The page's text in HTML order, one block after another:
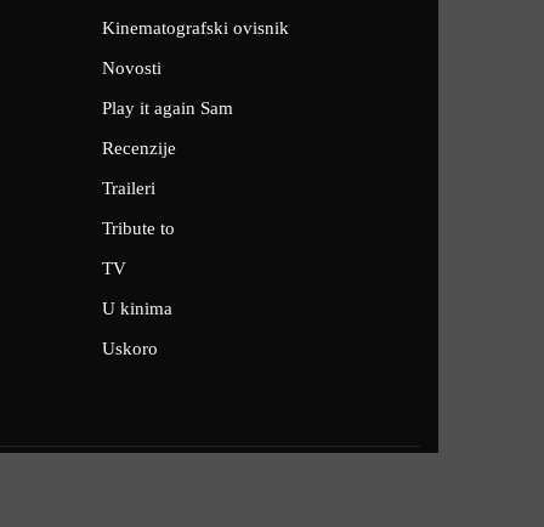
Kinematografski ovisnik
Novosti
Play it again Sam
Recenzije
Traileri
Tribute to
TV
U kinima
Uskoro